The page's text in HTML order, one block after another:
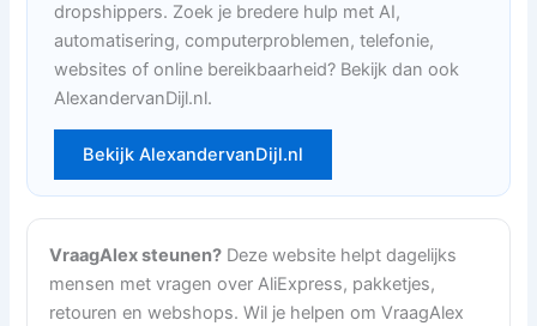
dropshippers. Zoek je bredere hulp met AI,
automatisering, computerproblemen, telefonie,
websites of online bereikbaarheid? Bekijk dan ook
AlexandervanDijl.nl.
Bekijk AlexandervanDijl.nl
VraagAlex steunen? Deze website helpt dagelijks
mensen met vragen over AliExpress, pakketjes,
retouren en webshops. Wil je helpen om VraagAlex